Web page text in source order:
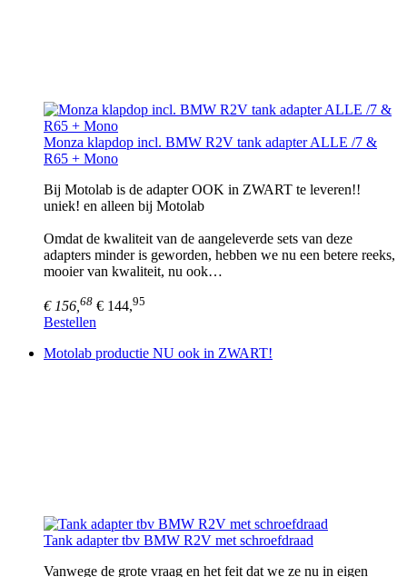
Monza klapdop incl. BMW R2V tank adapter ALLE /7 &
R65 + Mono
Bij Motolab is de adapter OOK in ZWART te leveren!!
uniek! en alleen bij Motolab
Omdat de kwaliteit van de aangeleverde sets van deze
adapters minder is geworden, hebben we nu een betere reeks,
mooier van kwaliteit, nu ook…
€ 156,68 € 144,95
Bestellen
Motolab productie NU ook in ZWART!
Tank adapter tbv BMW R2V met schroefdraad
Vanwege de grote vraag en het feit dat we ze nu in eigen